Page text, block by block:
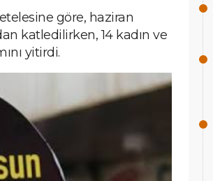
göre, haziran
katledilirken, 14 kadın ve
yitirdi.